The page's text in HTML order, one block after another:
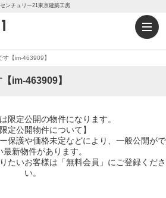
ンチュリー21東京建築工房
【im-463909】
im-463909】
限定公開の物件になります。
限定公開物件について】
保護や価格未定などにより、一般公開がで
最新物件があります。
たいお客様は「無料会員」にご登録くださ
い。